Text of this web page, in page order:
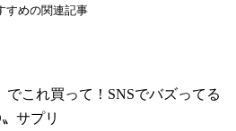
すめの関連記事
でこれ買って！SNSでバズってる
〟サプリ